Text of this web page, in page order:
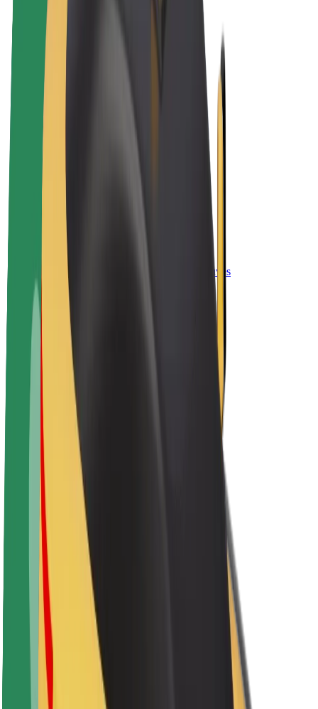
„Bolt Food“
„Bolt Drive“
El. dviračiai
Užsidirbkite su „Bolt“
Vairuotojai
Kurjeriai
Kurjerio pajamos
„Bolt Food“ restoranai ir parduotuvės
Automobilių nuomos parkai
Franšizės
Apie mus
Karjera
Apie „Bolt“
„Bolt“ tvarumo politika
Projektas „Zero“
Tinklaraštis
Naujienų centras
Prekių ženklo gairės
Misija
Investuotojams
Vadovybė
Prekės ženklas
Žiniasklaidai
„Urban Fund“
Saugumas